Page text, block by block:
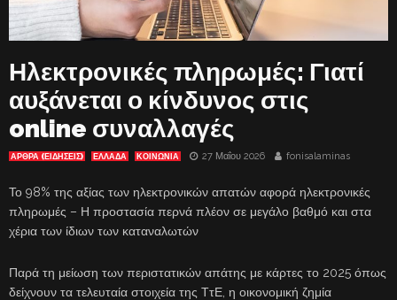
Ηλεκτρονικές πληρωμές: Γιατί
αυξάνεται ο κίνδυνος στις
online συναλλαγές
ΑΡΘΡΑ (ΕΙΔΗΣΕΙΣ) ΕΛΛΑΔΑ ΚΟΙΝΩΝΙΑ 27 Μαΐου 2026 fonisalaminas
Το 98% της αξίας των ηλεκτρονικών απατών αφορά ηλεκτρονικές
πληρωμές – Η προστασία περνά πλέον σε μεγάλο βαθμό και στα
χέρια των ίδιων των καταναλωτών
Παρά τη μείωση των περιστατικών απάτης με κάρτες το 2025 όπως
δείχνουν τα τελευταία στοιχεία της ΤτΕ, η οικονομική ζημία